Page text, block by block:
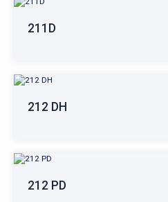
211D
212 DH
212 PD